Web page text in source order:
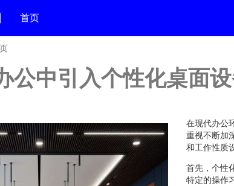
首页
公中引入个性化桌面
在现代办公
重视不断加
和工作性质
首先，个性
特定的操作